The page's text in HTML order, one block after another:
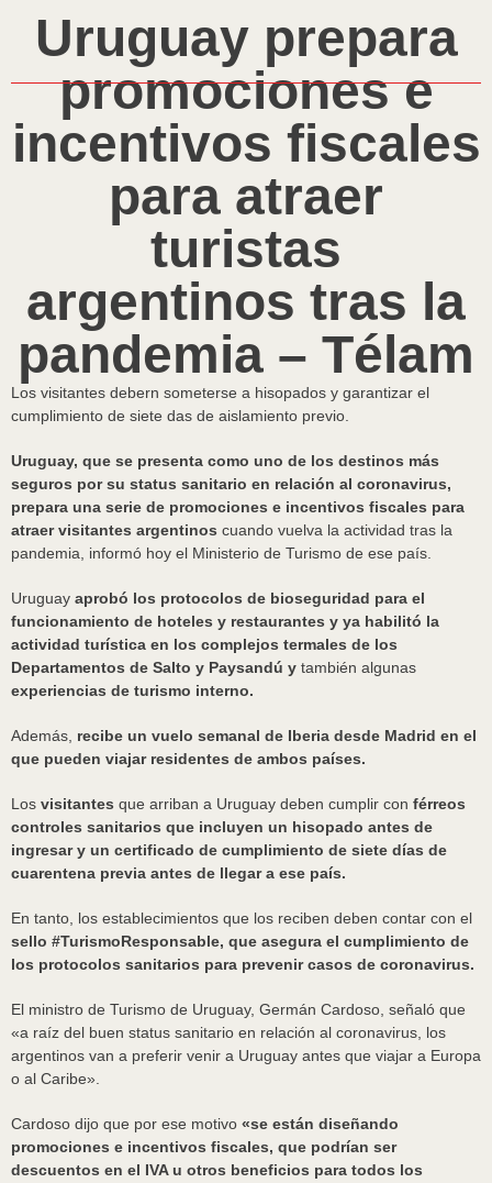
Uruguay prepara
promociones e
incentivos fiscales
para atraer
turistas
argentinos tras la
pandemia – Télam
Los visitantes debern someterse a hisopados y garantizar el
cumplimiento de siete das de aislamiento previo.
Uruguay, que se presenta como uno de los destinos más
seguros por su status sanitario en relación al coronavirus,
prepara una serie de promociones e incentivos fiscales para
atraer visitantes argentinos cuando vuelva la actividad tras la
pandemia, informó hoy el Ministerio de Turismo de ese país.
Uruguay aprobó los protocolos de bioseguridad para el
funcionamiento de hoteles y restaurantes y ya habilitó la
actividad turística en los complejos termales de los
Departamentos de Salto y Paysandú y también algunas
experiencias de turismo interno.
Además, recibe un vuelo semanal de Iberia desde Madrid en el
que pueden viajar residentes de ambos países.
Los visitantes que arriban a Uruguay deben cumplir con férreos
controles sanitarios que incluyen un hisopado antes de
ingresar y un certificado de cumplimiento de siete días de
cuarentena previa antes de llegar a ese país.
En tanto, los establecimientos que los reciben deben contar con el
sello #TurismoResponsable, que asegura el cumplimiento de
los protocolos sanitarios para prevenir casos de coronavirus.
El ministro de Turismo de Uruguay, Germán Cardoso, señaló que
«a raíz del buen status sanitario en relación al coronavirus, los
argentinos van a preferir venir a Uruguay antes que viajar a Europa
o al Caribe».
Cardoso dijo que por ese motivo «se están diseñando
promociones e incentivos fiscales, que podrían ser
descuentos en el IVA u otros beneficios para todos los